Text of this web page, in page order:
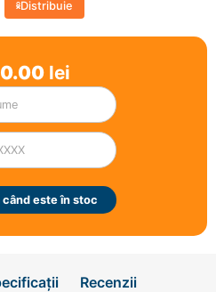
Distribuie
lei
este în stoc
Recenzii